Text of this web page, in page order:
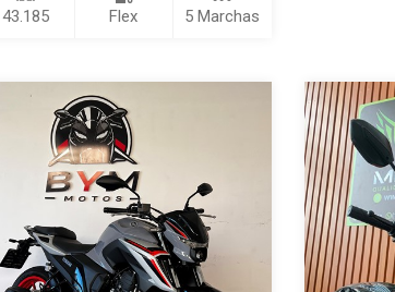
43.185 Flex 5 Marchas